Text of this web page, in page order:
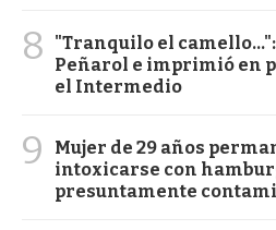
8
"Tranquilo el
Peñarol e imprimió en
el Intermedio
9
Mujer de 29 años
intoxicarse con
presuntamente